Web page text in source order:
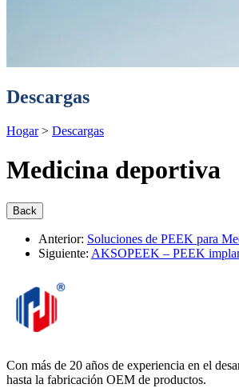
Descargas
Hogar> Descargas
Medicina deportiva
Anterior: Soluciones de PEEK para
Siguiente: AKSOPEEK – PEEK
Con más de 20 años de experiencia en el
hasta la fabricación OEM de productos.